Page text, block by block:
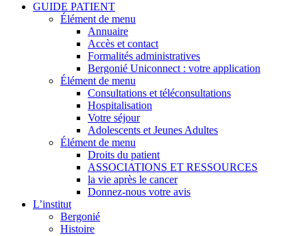
GUIDE PATIENT
Élément de menu
Annuaire
Accès et contact
Formalités administratives
Bergonié Uniconnect : votre application
Élément de menu
Consultations et téléconsultations
Hospitalisation
Votre séjour
Adolescents et Jeunes Adultes
Élément de menu
Droits du patient
ASSOCIATIONS ET RESSOURCES
la vie après le cancer
Donnez-nous votre avis
L’institut
Bergonié
Histoire